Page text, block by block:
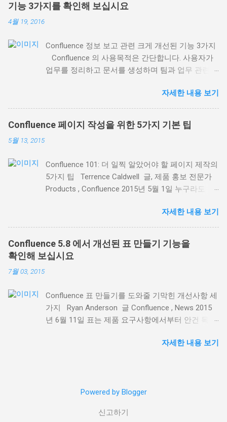
기능 3가지를 확인해 보십시요
4월 19, 2016
Confluence 정보 보고 관련 크게 개선된 기능 3가지
Confluence 의 사용목적은 간단합니다. 사용자가
업무를 정리하고 문서를 생성하며 팀과 업무 관련
또는 회사가 접근할 수 있는 한 장소에 모든 업무를
집중화(하고 정리)할 수 있도록 하는 것입니다. 이번
블로그 소식에서는 최근 배포된 Confluence 5.8 에
서 제공되는 기존 매크로 의 크게 개선된 3가지 기
등을 통한 관련 페이지의 정보 표시 레이블 콘텐츠
매크로 ( Content by Label macro ) 는 동일한 페이
지 레이블을 사용해 관련 페이지 목록을 동적으로
더 좋아졌기 때문입니다. 예를 들어, Confluence 내
고객 면담 내용을 기록한 모든 페이지를 레이블 콘
텐츠 매크로를 사용해 목록으로 표시할 수 있습니
다. 다음과 같이 페이지 표시 기준 옵션이 추가되었
표시 매크로 설정 대화창에서 표시하려는 정확한 페
이지를 검색하고, 표시 내용을 미리보기 해서 필요
에 따라 수정할 수 있습니다. 단순히 같은 페이지 레
이블에서 페이지 목록을 만드는 것과는 차원이 다릅
이지 구축 페이지 속성 및 페이지 속성 리포트 매크
로 ( Page Properties Report macro ) 가 연동하면서
한 페이지의 요...
자세한 내용 보기
Confluence 페이지 작성을 위한 5가지 기본 팁
5월 13, 2015
Confluence 101: 더 일찍 알았어야 할 페이지 제작의
5가지 팁 Terrence Caldwell 글, 제품 홍보 전문가
Products , Confluence 2015년 5월 1일 누구라도
페이지가 얼마나 강력한지, 그리고 페이지로 컨텐츠
를 만들려면 얼마간의 연습이 필요하다는 것을 아실
겁니다. Confluence를 성공적으로 사용하려면 온라
인 컨텐츠 제작 의 장점과 유용성을 이해하는 것이
가장 중요합니다. Confluence에 대한 이해를 돕기
릿으로 백지에서 시작하면 여러 모로 자유롭지만,
굳이 이미 있는 것을 다시 만드느라 애쓸 필요가 있
을까요? Confluence 템플릿은 초보자들이 의욕적
수 있도록 해줍니다. 템플릿은 또한 반복되는 업무
신만의 것 을 만들 수도 있습니다 . 더 간단히, 여러
분은 탑재된 customize the blueprint templates 해
자세한 내용 보기
Confluence 5.8 에서 개선된 표 만들기 기능을
확인해 보십시요
7월 03, 2015
Confluence 표 만들기를 도와줄 기막힌 개선사항 세
가지 Ryan Anderson 글 Confluence , News 2015
년 6월 11일 표는 제품 요구사항에서부터 안건 목록
다. 최신 릴리즈인 Confluence 5.8 에서, 저희는 표
가지 기능을 이제 만나보십시오. 스크롤 해도 사라
장 힘들었던 부분 중 하나가 표와 페이지를 아래로
자세한 내용 보기
Powered by Blogger
신고하기